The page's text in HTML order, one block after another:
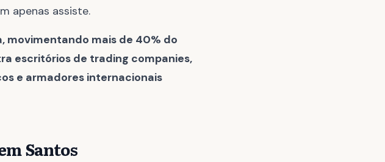
apenas assiste.
movimentando mais de 40% do
escritórios de trading companies,
e armadores internacionais
Santos